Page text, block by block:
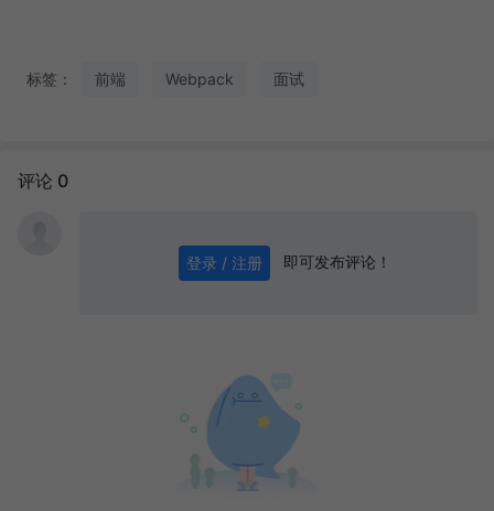
标签： 前端 Webpack 面试
评论 0
登录 / 注册 即可发布评论！